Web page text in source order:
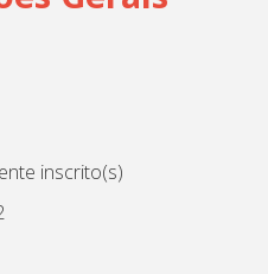
inscrito(s)